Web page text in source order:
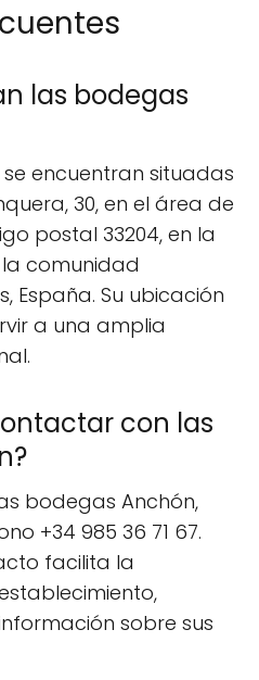
las bodegas
encuentran situadas
30, en el área de
postal 33204, en la
la comunidad
España. Su ubicación
a una amplia
con las
bodegas Anchón,
+34 985 36 71 67.
facilita la
sobre sus